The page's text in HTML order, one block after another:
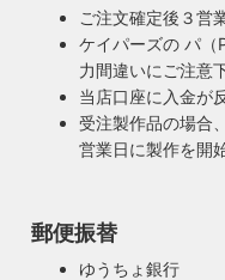
計がダサいとイマイチ
がダサいだけでせっか
す。ハイロミドットコ
のインテリアや工業製
て飽きの来ない無垢さ
イルでの提案にこだわっ
の古い照明も安心して
して近畿経済産業局へ
業者として届出を行って
ご注文確定後３営
ケイパーズの パ（
力間違いにご注意
当店口座に入金が
受注製作品の場合
営業日に製作を開
郵便振替
ゆうちょ銀行